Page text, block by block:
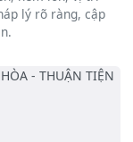
lý rõ ràng, cập